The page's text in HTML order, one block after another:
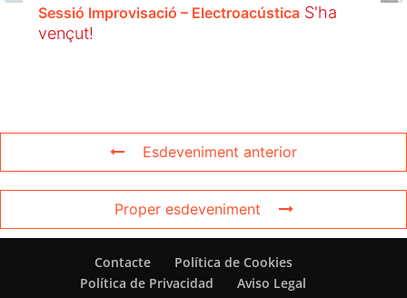
Sessió Improvisació – Electroacústica S'ha
vençut!
Esdeveniment anterior
Proper esdeveniment
Contacte
Política de Cookies
Política de Privacidad
Aviso Legal